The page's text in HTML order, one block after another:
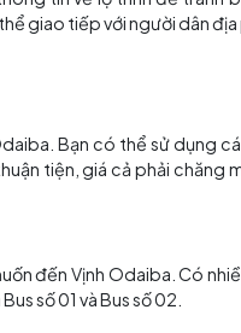
Vịnh Odaiba
cách để di chuyển
bản đồ và thông tin